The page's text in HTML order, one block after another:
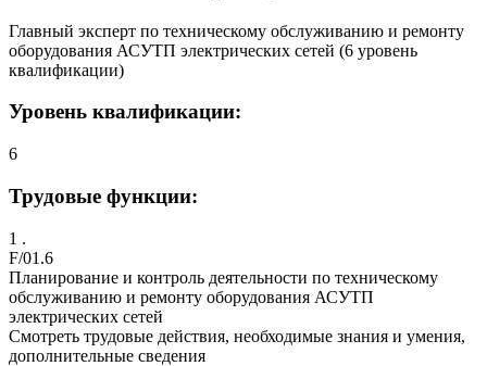
Главный эксперт по техническому обслуживанию и ремонту
оборудования АСУТП электрических сетей (6 уровень
квалификации)
Уровень квалификации:
6
Трудовые функции:
1 .
F/01.6
Планирование и контроль деятельности по техническому
обслуживанию и ремонту оборудования АСУТП
электрических сетей
Смотреть трудовые действия, необходимые знания и умения,
дополнительные сведения